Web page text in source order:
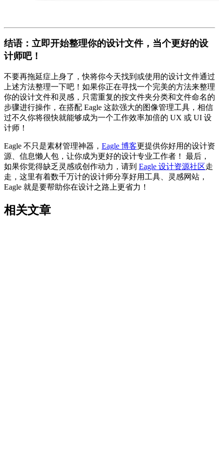
结语：立即开始整理你的设计文件，当个更好的设
计师吧！
不要再拖延症上身了，快将你今天找到或使用的设计文件通过
上述方法整理一下吧！如果你正在寻找一个完美的方法来整理
你的设计文件和灵感，只需重复的按文件夹分类和文件命名的
步骤进行操作，在搭配 Eagle 这款强大的图像管理工具，相信
过不久你将很快就能够成为一个工作效率加倍的 UX 或 UI 设
计师！
Eagle 不只是素材管理神器， Eagle 博客更提供你好用的设计资
源、信息懒人包，让你成为更好的设计专业工作者！ 最后，
如果你觉得缺乏灵感或创作动力，请到 Eagle 设计资源社区走
走，这里有着数千万计的设计师分享好用工具、灵感网站，
Eagle 就是要帮助你在设计之路上更省力！
相关文章